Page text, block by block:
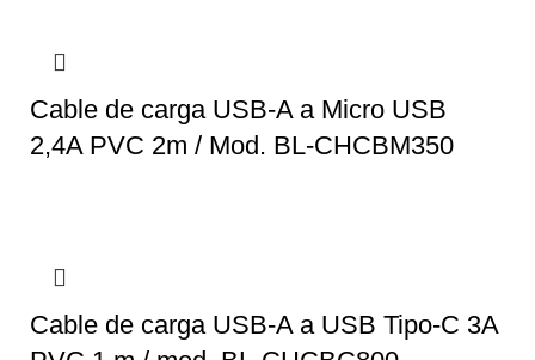
Cable de carga USB-A a Micro USB
2,4A PVC 2m / Mod. BL-CHCBM350
Cable de carga USB-A a USB Tipo-C 3A